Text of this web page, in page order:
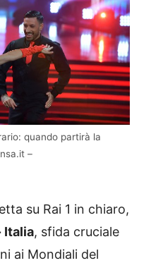
quando partirà la
–
su Rai 1 in chiaro,
Italia, sfida cruciale
ai Mondiali del